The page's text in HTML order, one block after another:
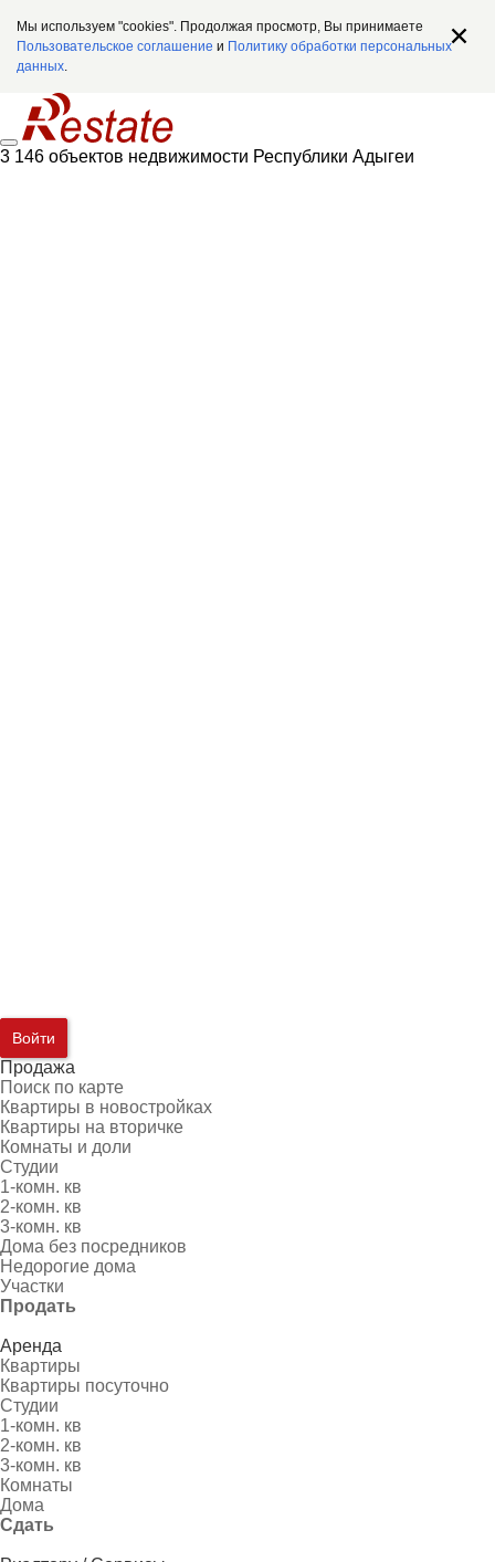
Мы используем "cookies". Продолжая просмотр, Вы принимаете
Пользовательское соглашение и Политику обработки персональных
данных.
3 146 объектов недвижимости Республики Адыгеи
Войти
Продажа
Поиск по карте
Квартиры в новостройках
Квартиры на вторичке
Комнаты и доли
Студии
1-комн. кв
2-комн. кв
3-комн. кв
Дома без посредников
Недорогие дома
Участки
Продать
Аренда
Квартиры
Квартиры посуточно
Студии
1-комн. кв
2-комн. кв
3-комн. кв
Комнаты
Дома
Сдать